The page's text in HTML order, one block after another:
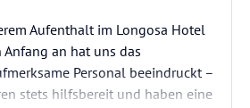
jüngsten Gäste
Aufenthalt im Longosa Hotel
Anfang an hat uns das
Personal beeindruckt –
stets hilfsbereit und haben eine